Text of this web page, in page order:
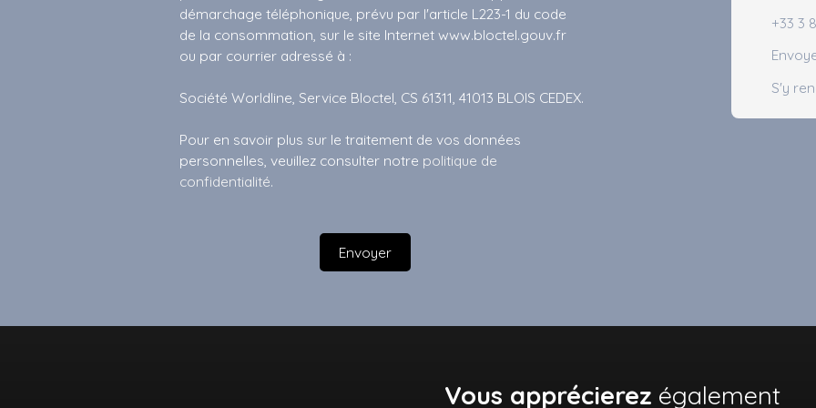
démarchage téléphonique, prévu par l'article L223-1 du code
de la consommation, sur le site Internet www.bloctel.gouv.fr
ou par courrier adressé à :
Société Worldline, Service Bloctel, CS 61311, 41013 BLOIS CEDEX.
Pour en savoir plus sur le traitement de vos données
personnelles, veuillez consulter notre politique de
confidentialité.
Envoyer
+33 3
S'y
Vous apprécierez également